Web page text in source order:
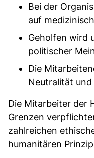
Bei der
auf
Geholfen wird
politischer
Die
Neutralität
Die Mitarbeiter der
Grenzen
zahlreichen
humanitären